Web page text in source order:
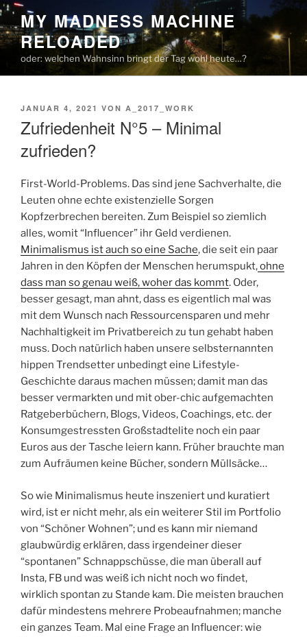
Zum
Inhalt
springen
MY MADNESS MACHINE
RELOADED
oder: welchen Wahnsinn bringt der Tag wohl heute…?
VERÖFFENTLICHT
JANUAR 4, 2021 VON A_2017_WORK
Zufriedenheit N°5 – Minimal
zufrieden?
First-World-Problems. Das sind jene Sachverhalte, die
Leuten ohne echte existenzielle Sorgen
Kopfzerbrechen bereiten. Zum Beispiel so ziemlich
alles, womit “Influencer” ihr Geld verdienen.
Minimalismus ist auch so eine Sache, die seit ein paar
Jahren in den Köpfen der Menschen herumspukt,ohne
dass man so genau weiß, woher das kommt. Oder,
besser gesagt, man ahnt, dass es eigentlich mal was
mit dem Wunsch nach Ressourcensparen und mehr
Nachhaltigkeit im Privatbereich zu tun gehabt haben
muss. Doch natürlich haben unsere selbsternannten
hippen Trendsetter unbedingt eine Lifestyle-
Geschichte daraus machen müssen; damit man das
besser vermarkten und mit ober-chic aufgemachten
Ratgeberbüchern, Blogs, Videos, Coachings, etc. der
Konsumgestressten Großstadtelite noch ein paar
Euros aus der Tasche leiern kann. Früher brauchte man
zum Aufräumen keine Bücher, sondern Müllsäcke…
So wie Minimalismus heute inszeniert und kuratiert
wird, ist er nicht mehr, als ein weiterer Stil im Portfolio
von “Schöner Wohnen”; und es kann mir niemand
glaubwürdig erklären, dass irgendeiner dieser
“spontanen” Schnappschüsse, die man überall auf
Insta, FB und was weiß ich nicht noch wo findet,
wirklich spontan zu Stande kam. Die meisten brauchen
dafür mindestens mehrere Probeaufnahmen; manche
ein ganzes Team. Mal eine Frage an Influencer: wie